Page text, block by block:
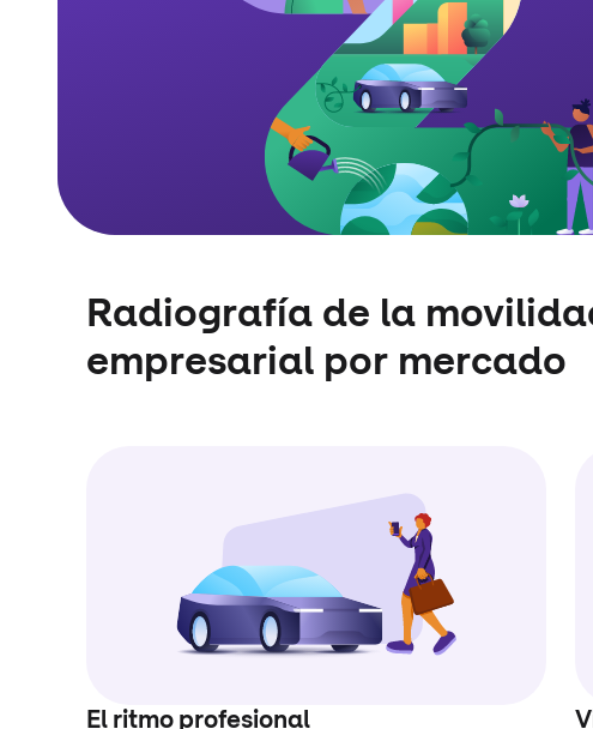
Radiografía de la
empresarial por mercado
El ritmo profesional